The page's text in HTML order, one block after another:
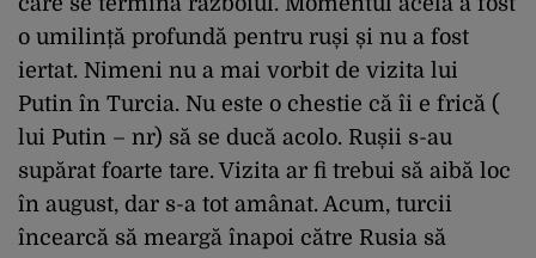
o umilință profundă pentru ruși și nu a fost
iertat. Nimeni nu a mai vorbit de vizita lui
Putin în Turcia. Nu este o chestie că îi e frică (
lui Putin – nr) să se ducă acolo. Rușii s-au
supărat foarte tare. Vizita ar fi trebui să aibă loc
în august, dar s-a tot amânat. Acum, turcii
încearcă să meargă înapoi către Rusia să